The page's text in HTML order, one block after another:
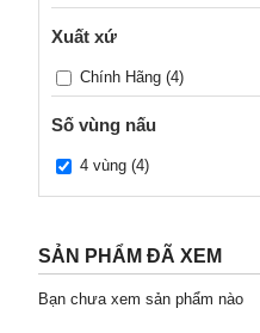
Xuất xứ
Chính Hãng (4)
Số vùng nấu
4 vùng (4)
SẢN PHẨM ĐÃ XEM
Bạn chưa xem sản phẩm nào